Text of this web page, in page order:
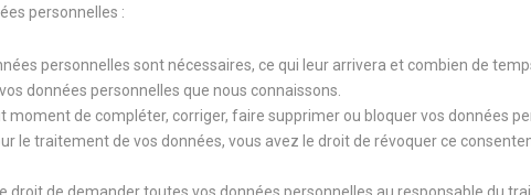
personnelles :
personnelles sont nécessaires, ce qui leur arrivera et combien de
données personnelles que nous connaissons.
moment de compléter, corriger, faire supprimer ou bloquer vos données
le traitement de vos données, vous avez le droit de révoquer ce